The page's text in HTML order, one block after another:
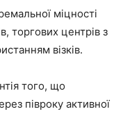
міцності
торгових центрів з
візків.
того, що
півроку активної